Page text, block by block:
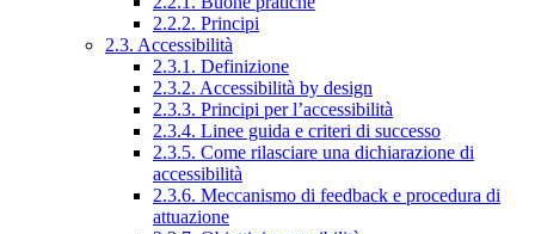
2.2.2. Principi
2.3. Accessibilità
2.3.1. Definizione
2.3.2. Accessibilità by design
2.3.3. Principi per l’accessibilità
2.3.4. Linee guida e criteri di successo
2.3.5. Come rilasciare una dichiarazione di
accessibilità
2.3.6. Meccanismo di feedback e procedura di
attuazione